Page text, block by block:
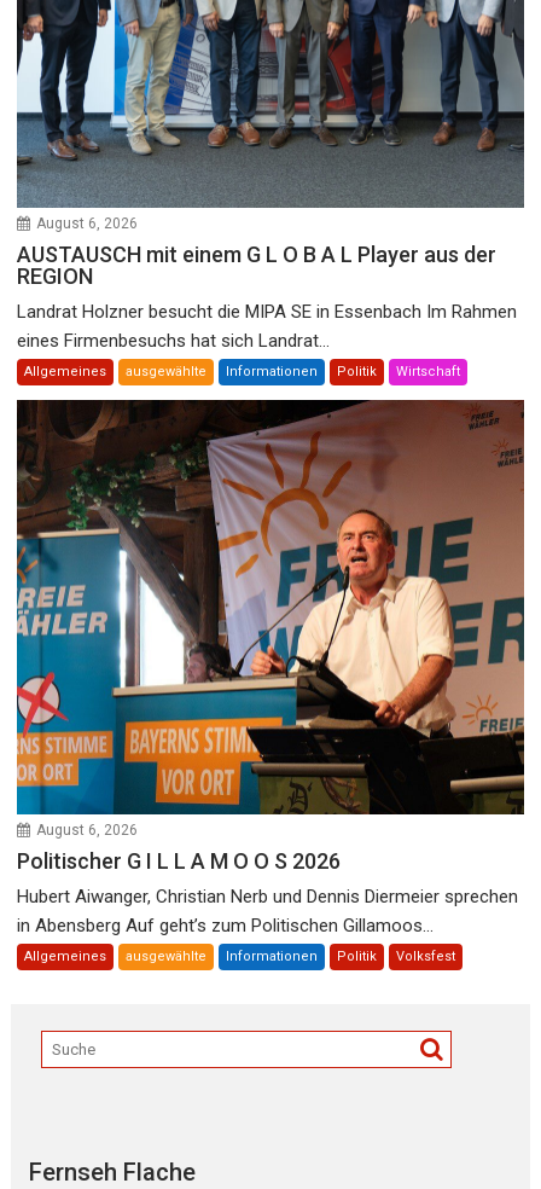
August 6, 2026
AUSTAUSCH mit einem G L O B A L Player aus der
REGION
Landrat Holzner besucht die MIPA SE in Essenbach Im Rahmen
eines Firmenbesuchs hat sich Landrat...
Allgemeines ausgewählte Informationen Politik Wirtschaft
August 6, 2026
Politischer G I L L A M O O S 2026
Hubert Aiwanger, Christian Nerb und Dennis Diermeier sprechen
in Abensberg Auf geht’s zum Politischen Gillamoos...
Allgemeines ausgewählte Informationen Politik Volksfest
Fernseh Flache